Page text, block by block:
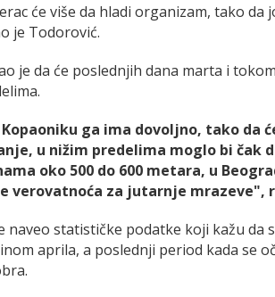
će više da hladi organizam, tako
je Todorović.
je da će poslednjih dana marta i
ga ima dovoljno, tako da
u nižim predelima moglo bi čak
oko 500 do 600 metara, u
verovatnoća za jutarnje mrazeve",
naveo statističke podatke koji kažu
aprila, a poslednji period kada se